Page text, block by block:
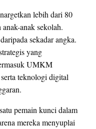
lebih dari 80
anak sekolah.
sekadar angka.
yang
UMKM
teknologi digital
pemain kunci dalam
mereka menyuplai